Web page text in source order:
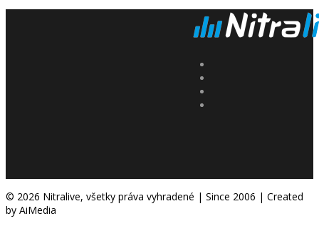
© 2026 Nitralive, všetky práva vyhradené | Since 2006 | Created
by AiMedia